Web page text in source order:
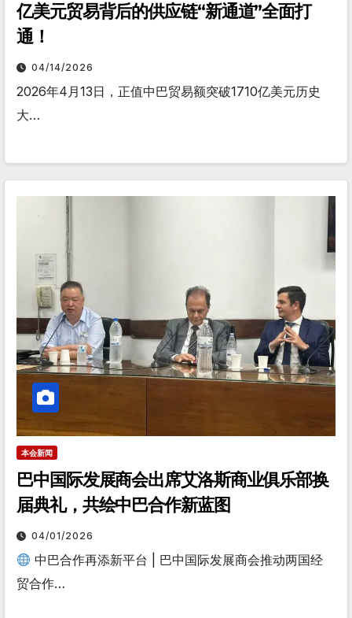
亿美元贸易背后的供应链“新通道”全面打
通！
04/14/2026
2026年4月13日，正值中巴贸易额突破1710亿美元历史
大…
本会新闻
巴中国际发展商会出席艾洛斯商业俱乐部换
届典礼，共绘中巴合作新蓝图
04/01/2026
中巴合作再添新平台 | 巴中国际发展商会推动两国经
贸合作…